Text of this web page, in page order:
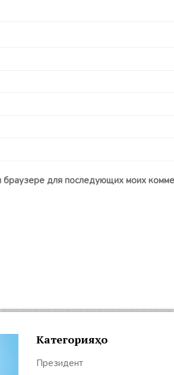
браузере для последующих моих
Категорияҳо
Президент